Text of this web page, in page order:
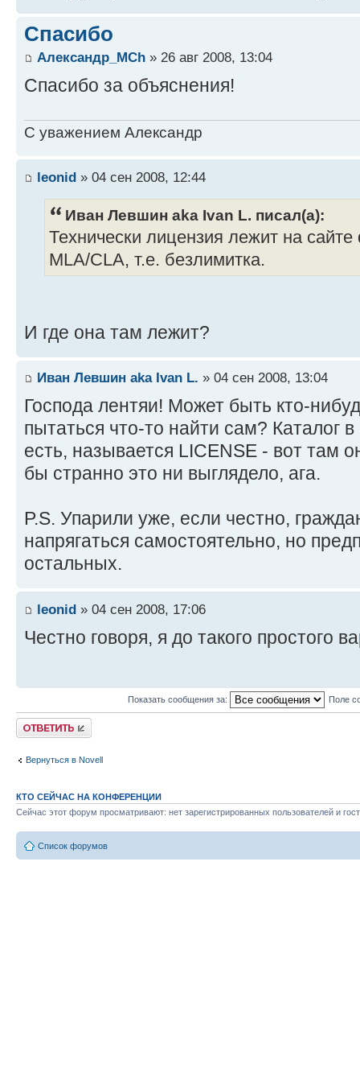
Спасибо
Александр_МCh » 26 авг 2008, 13:04
Спасибо за объяснения!
С уважением Александр
leonid » 04 сен 2008, 12:44
Иван Левшин aka Ivan L. писал(а):
Технически лицензия лежит на
MLA/CLA, т.е. безлимитка.
И где она там лежит?
Иван Левшин aka Ivan L. » 04 сен 2008, 13:04
Господа лентяи! Может быть кто-
пытаться что-то найти сам? Каталог
есть, называется LICENSE - вот там
бы странно это ни выглядело, ага.
P.S. Упарили уже, если честно,
напрягаться самостоятельно, но
остальных.
leonid » 04 сен 2008, 17:06
Честно говоря, я до такого простого
Показать сообщения за: Поле
Ответить
Вернуться в Novell
КТО СЕЙЧАС НА КОНФЕРЕНЦИИ
Сейчас этот форум просматривают: нет зарегистрированных пользователей и
Список форумов